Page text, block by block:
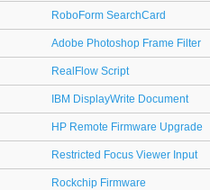
RoboForm SearchCard
Adobe Photoshop Frame Filter
RealFlow Script
IBM DisplayWrite Document
HP Remote Firmware Upgrade
Restricted Focus Viewer Input
Rockchip Firmware